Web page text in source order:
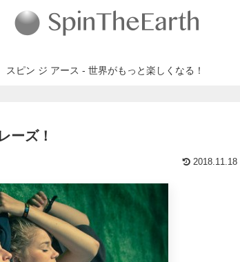
スピン ジ アース - 世界がもっと楽しくなる！
ーズ！
2018.11.18